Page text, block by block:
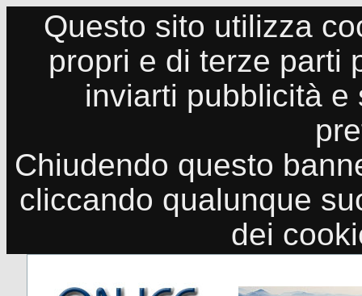
Questo sito utilizza
propri e di terze parti
inviarti pubblicità
Chiudendo questo
cliccando qualunque
dei